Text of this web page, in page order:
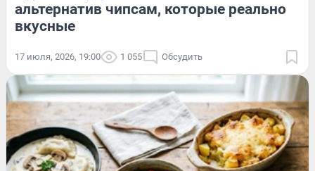
альтернатив чипсам, которые реально
вкусные
17 июля, 2026, 19:00 1 055 Обсудить